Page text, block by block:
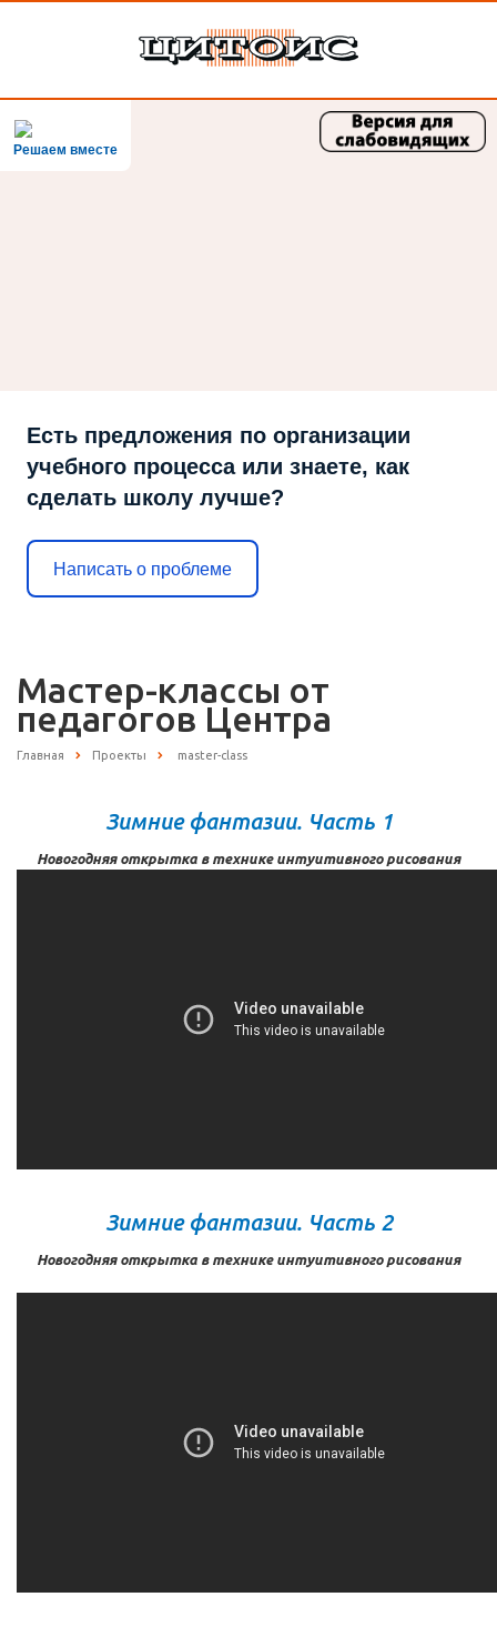
Решаем вместе
Есть предложения по организации
учебного процесса или знаете, как
сделать школу лучше?
Написать о проблеме
Мастер-классы от
педагогов Центра
Главная Проекты master-class
Зимние фантазии. Часть 1
Новогодняя открытка в технике интуитивного рисования
Зимние фантазии. Часть 2
Новогодняя открытка в технике интуитивного рисования